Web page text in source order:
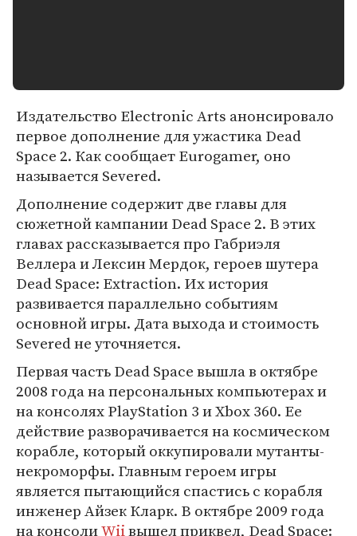
Издательство Electronic Arts анонсировало
первое дополнение для ужастика Dead
Space 2. Как сообщает Eurogamer, оно
называется Severed.
Дополнение содержит две главы для
сюжетной кампании Dead Space 2. В этих
главах рассказывается про Габриэля
Веллера и Лексин Мердок, героев шутера
Dead Space: Extraction. Их история
развивается параллельно событиям
основной игры. Дата выхода и стоимость
Severed не уточняется.
Первая часть Dead Space вышла в октябре
2008 года на персональных компьютерах и
на консолях PlayStation 3 и Xbox 360. Ее
действие разворачивается на космическом
корабле, который оккупировали мутанты-
некроморфы. Главным героем игры
является пытающийся спастись с корабля
инженер Айзек Кларк. В октябре 2009 года
на консолиWiiвышел приквел, Dead Space: